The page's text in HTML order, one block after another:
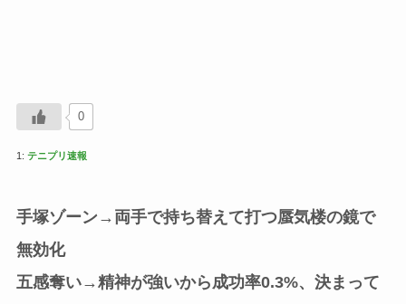
0
1: テニプリ速報
手塚ゾーン→両手で持ち替えて打つ蜃気楼の鏡で
無効化
五感奪い→精神が強いから成功率0.3%、決まって